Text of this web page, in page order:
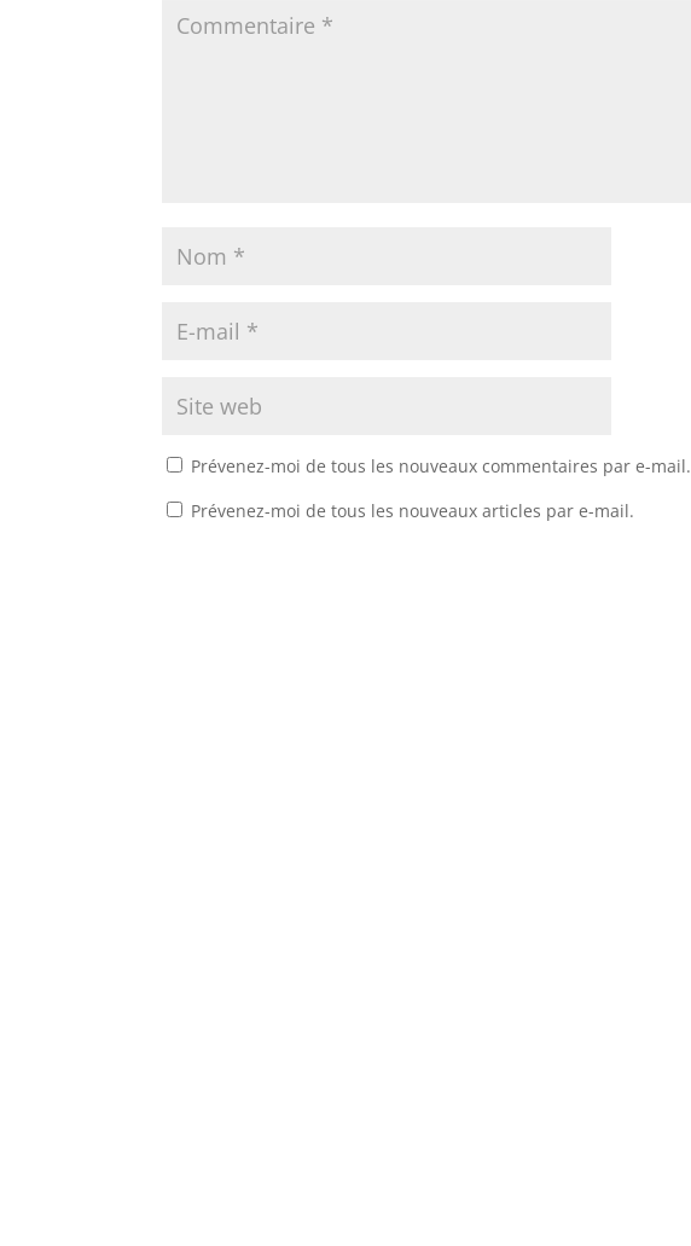
Prévenez-moi de tous les nouveaux commentaires par e-mail.
Prévenez-moi de tous les nouveaux articles par e-mail.